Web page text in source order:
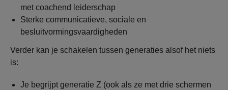
met coachend leiderschap
Sterke communicatieve, sociale en
besluitvormingsvaardigheden
Verder kan je schakelen tussen generaties alsof het niets
is:
Je begrijpt generatie Z (ook als ze met drie schermen